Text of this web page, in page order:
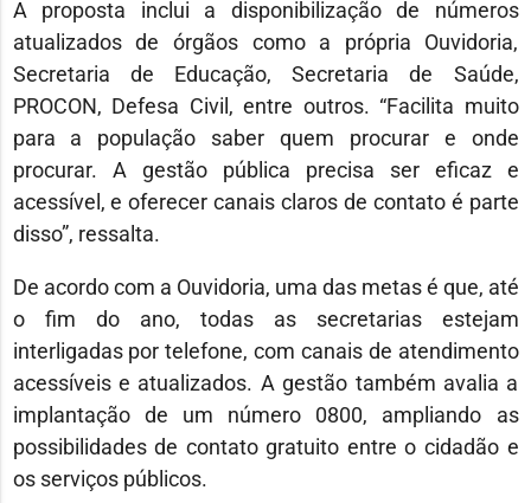
A proposta inclui a disponibilização de números
atualizados de órgãos como a própria Ouvidoria,
Secretaria de Educação, Secretaria de Saúde,
PROCON, Defesa Civil, entre outros. “Facilita muito
para a população saber quem procurar e onde
procurar. A gestão pública precisa ser eficaz e
acessível, e oferecer canais claros de contato é parte
disso”, ressalta.
De acordo com a Ouvidoria, uma das metas é que, até
o fim do ano, todas as secretarias estejam
interligadas por telefone, com canais de atendimento
acessíveis e atualizados. A gestão também avalia a
implantação de um número 0800, ampliando as
possibilidades de contato gratuito entre o cidadão e
os serviços públicos.